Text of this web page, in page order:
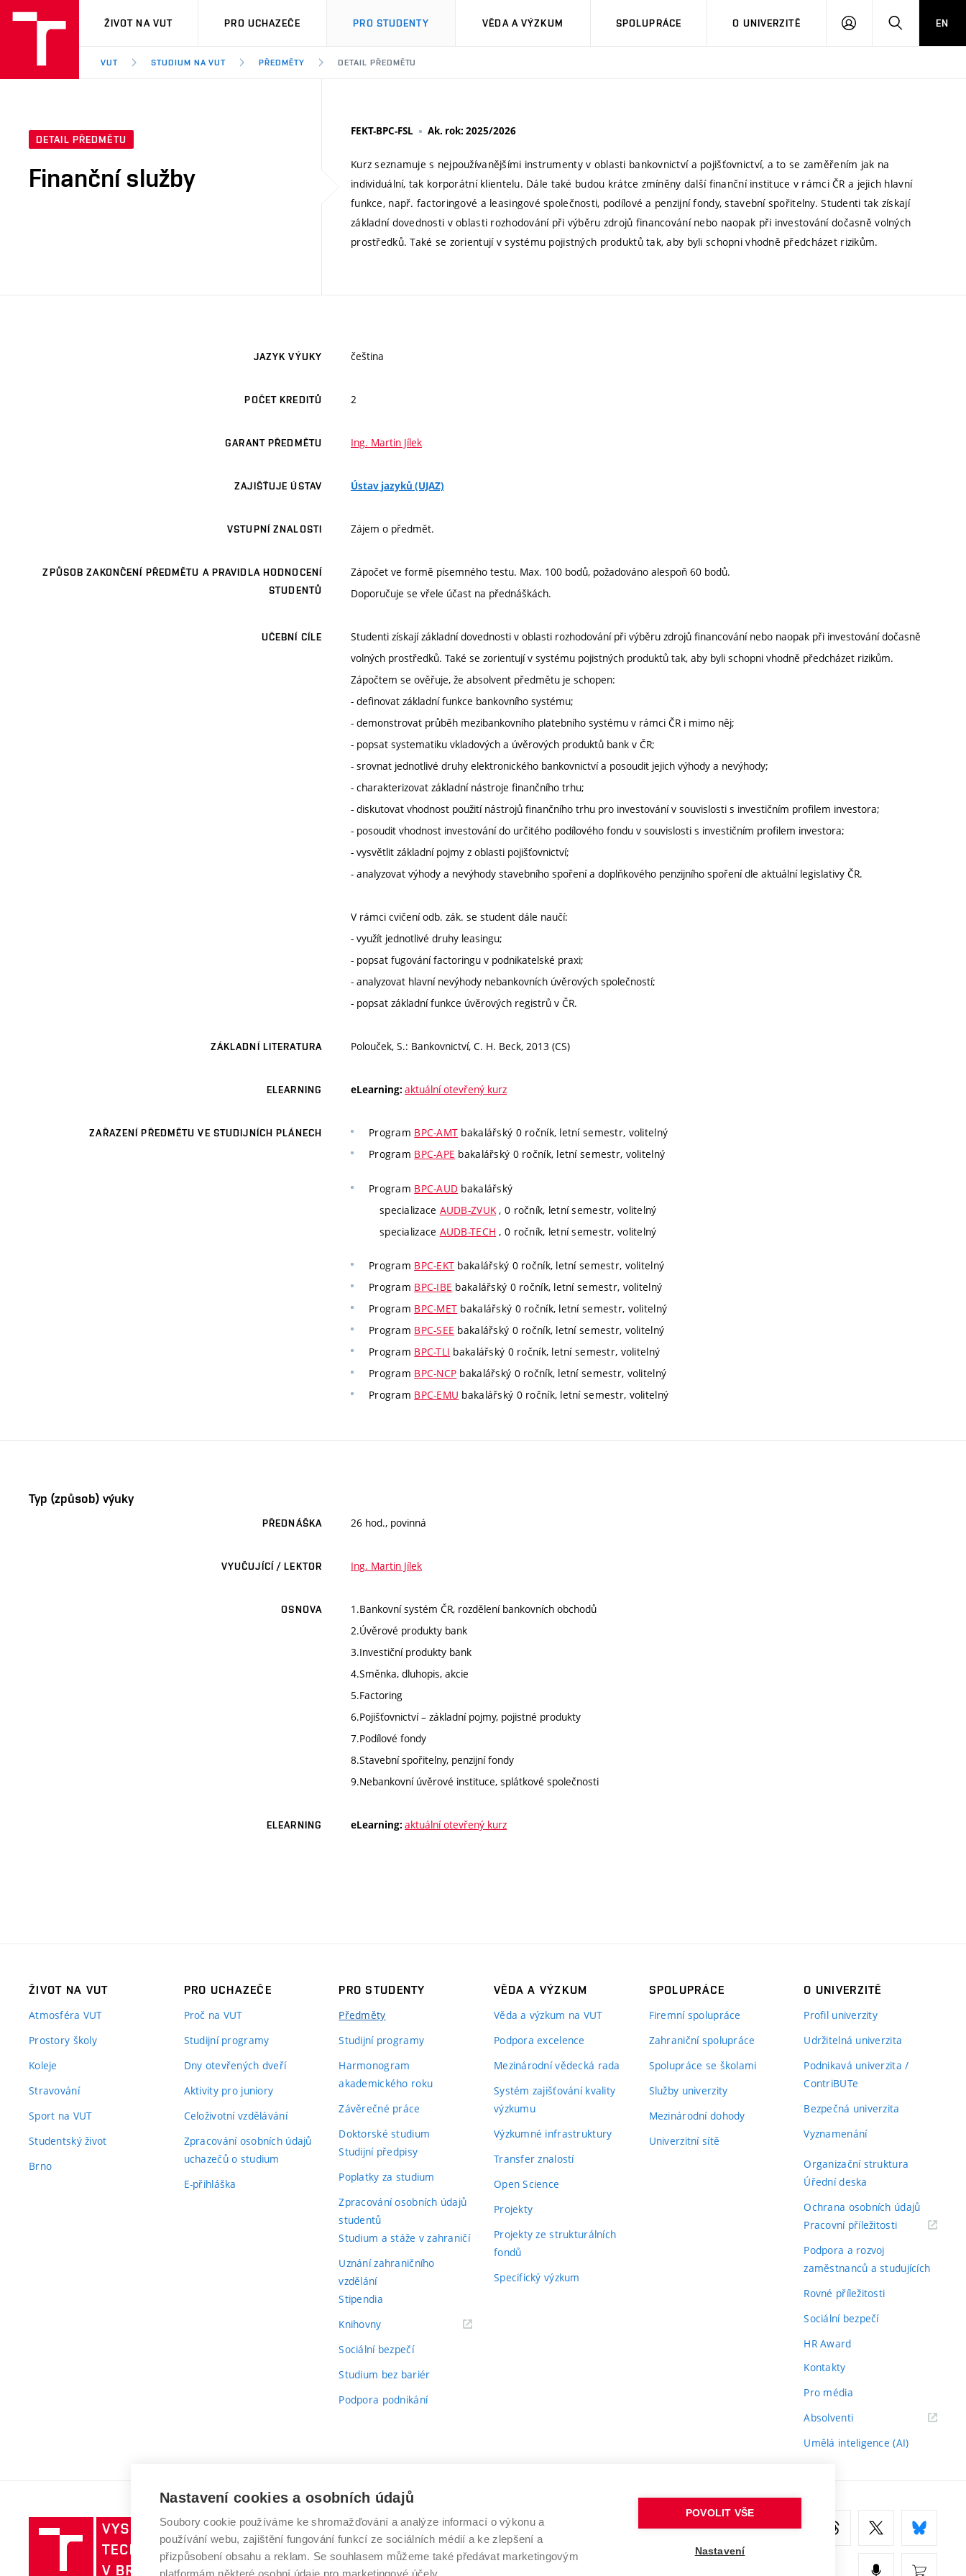
VUT
ŽIVOT NA VUT PRO UCHAZEČE PRO STUDENTY VĚDA A VÝZKUM SPOLUPRÁCE O UNIVERZITĚ
PŘIHLÁSIT HLEDATEN
VUT STUDIUM NA VUT PŘEDMĚTY DETAIL PŘEDMĚTU
DETAIL PŘEDMĚTU
Finanční služby
FEKT-BPC-FSL Ak. rok: 2025/2026
Kurz seznamuje s nejpoužívanějšími instrumenty v oblasti bankovnictví a pojišťovnictví, a to se zaměřením jak na
individuální, tak korporátní klientelu. Dále také budou krátce zmíněny další finanční instituce v rámci ČR a jejich hlavní
funkce, např. factoringové a leasingové společnosti, podílové a penzijní fondy, stavební spořitelny. Studenti tak získají
základní dovednosti v oblasti rozhodování při výběru zdrojů financování nebo naopak při investování dočasně volných
prostředků. Také se zorientují v systému pojistných produktů tak, aby byli schopni vhodně předcházet rizikům.
JAZYK VÝUKY čeština
POČET KREDITŮ 2
GARANT PŘEDMĚTU Ing. Martin Jílek
ZAJIŠŤUJE ÚSTAV Ústav jazyků (UJAZ)
VSTUPNÍ ZNALOSTI Zájem o předmět.
ZPŮSOB ZAKONČENÍ PŘEDMĚTU A PRAVIDLA HODNOCENÍ
STUDENTŮ
Zápočet ve formě písemného testu. Max. 100 bodů, požadováno alespoň 60 bodů.
Doporučuje se vřele účast na přednáškách.
UČEBNÍ CÍLE
Studenti získají základní dovednosti v oblasti rozhodování při výběru zdrojů financování nebo naopak při investování dočasně
volných prostředků. Také se zorientují v systému pojistných produktů tak, aby byli schopni vhodně předcházet rizikům.
Zápočtem se ověřuje, že absolvent předmětu je schopen:
- definovat základní funkce bankovního systému;
- demonstrovat průběh mezibankovního platebního systému v rámci ČR i mimo něj;
- popsat systematiku vkladových a úvěrových produktů bank v ČR;
- srovnat jednotlivé druhy elektronického bankovnictví a posoudit jejich výhody a nevýhody;
- charakterizovat základní nástroje finančního trhu;
- diskutovat vhodnost použití nástrojů finančního trhu pro investování v souvislosti s investičním profilem investora;
- posoudit vhodnost investování do určitého podílového fondu v souvislosti s investičním profilem investora;
- vysvětlit základní pojmy z oblasti pojišťovnictví;
- analyzovat výhody a nevýhody stavebního spoření a doplňkového penzijního spoření dle aktuální legislativy ČR.
V rámci cvičení odb. zák. se student dále naučí:
- využít jednotlivé druhy leasingu;
- popsat fugování factoringu v podnikatelské praxi;
- analyzovat hlavní nevýhody nebankovních úvěrových společností;
- popsat základní funkce úvěrových registrů v ČR.
ZÁKLADNÍ LITERATURA Polouček, S.: Bankovnictví, C. H. Beck, 2013 (CS)
ELEARNING eLearning: aktuální otevřený kurz
ZAŘAZENÍ PŘEDMĚTU VE STUDIJNÍCH PLÁNECH Program BPC-AMT bakalářský 0 ročník, letní semestr, volitelný
Program BPC-APE bakalářský 0 ročník, letní semestr, volitelný
Program BPC-AUD bakalářský
specializace AUDB-ZVUK , 0 ročník, letní semestr, volitelný
specializace AUDB-TECH , 0 ročník, letní semestr, volitelný
Program BPC-EKT bakalářský 0 ročník, letní semestr, volitelný
Program BPC-IBE bakalářský 0 ročník, letní semestr, volitelný
Program BPC-MET bakalářský 0 ročník, letní semestr, volitelný
Program BPC-SEE bakalářský 0 ročník, letní semestr, volitelný
Program BPC-TLI bakalářský 0 ročník, letní semestr, volitelný
Program BPC-NCP bakalářský 0 ročník, letní semestr, volitelný
Program BPC-EMU bakalářský 0 ročník, letní semestr, volitelný
Typ (způsob) výuky
PŘEDNÁŠKA 26 hod., povinná
VYUČUJÍCÍ / LEKTOR Ing. Martin Jílek
OSNOVA
1.Bankovní systém ČR, rozdělení bankovních obchodů
2.Úvěrové produkty bank
3.Investiční produkty bank
4.Směnka, dluhopis, akcie
5.Factoring
6.Pojišťovnictví – základní pojmy, pojistné produkty
7.Podílové fondy
8.Stavební spořitelny, penzijní fondy
9.Nebankovní úvěrové instituce, splátkové společnosti
ELEARNING eLearning: aktuální otevřený kurz
ŽIVOT NA VUT
Atmosféra VUT
Prostory školy
Koleje
Stravování
Sport na VUT
Studentský život
Brno
PRO UCHAZEČE
Proč na VUT
Studijní programy
Dny otevřených dveří
Aktivity pro juniory
Celoživotní vzdělávání
Zpracování osobních údajů
uchazečů o studium
E-přihláška
PRO STUDENTY
Předměty
Studijní programy
Harmonogram
akademického roku
Závěrečné práce
Doktorské studium
Studijní předpisy
Poplatky za studium
Zpracování osobních údajů
studentů
Studium a stáže v zahraničí
Uznání zahraničního
vzdělání
Stipendia
Knihovny(externí
Sociální bezpečí
Studium bez bariér
Podpora podnikání
VĚDA A VÝZKUM
Věda a výzkum na VUT
Podpora excelence
Mezinárodní vědecká rada
Systém zajišťování kvality
výzkumu
Výzkumné infrastruktury
Transfer znalostí
Open Science
Projekty
Projekty ze strukturálních
fondů
Specifický výzkum
SPOLUPRÁCE
Firemní spolupráce
Zahraniční spolupráce
Spolupráce se školami
Služby univerzity
Mezinárodní dohody
Univerzitní sítě
O UNIVERZITĚ
Profil univerzity
Udržitelná univerzita
Podnikavá univerzita /
ContriBUTe
Bezpečná univerzita
Vyznamenání
Organizační struktura
Úřední deska
Ochrana osobních údajů
Pracovní příležitosti(externí
Podpora a rozvoj
zaměstnanců a studujících
Rovné příležitosti
Sociální bezpečí
HR Award
Kontakty
Pro média
Absolventi(externí
Umělá inteligence (AI)
Vysoké
učení
technické
VYSOKÉ UČENÍ TECHNICKÉ V BRNĚ
Antonínská 548/1
602 00 Brno
www.vut.cz
Nastavení cookies a osobních údajů
Soubory cookie používáme ke shromažďování a analýze informací o výkonu a
používání webu, zajištění fungování funkcí ze sociálních médií a ke zlepšení a
přizpůsobení obsahu a reklam. Se souhlasem můžeme také předávat marketingovým
platformám některé osobní údaje pro marketingové účely.
POVOLIT VŠE
Nastavení